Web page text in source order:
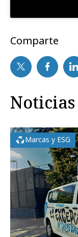
Comparte
Marcas y ESG